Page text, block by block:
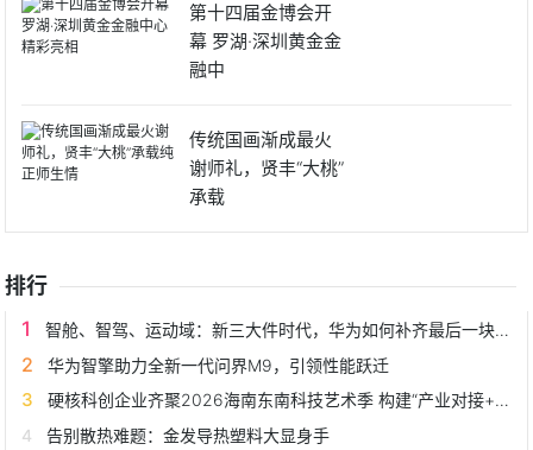
第十四届金博会开
幕 罗湖·深圳黄金金
融中
传统国画渐成最火
谢师礼，贤丰“大桃”
承载
排行
智舱、智驾、运动域：新三大件时代，华为如何补齐最后一块拼图？
华为智擎助力全新一代问界M9，引领性能跃迁
硬核科创企业齐聚2026海南东南科技艺术季 构建“产业对接+人才培育”科创生态
告别散热难题：金发导热塑料大显身手